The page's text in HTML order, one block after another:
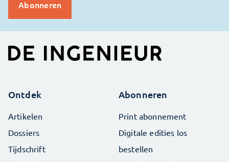
Ontdek
Artikelen
Dossiers
Tijdschrift
Abonneren
Print abonnement
Digitale edities los
bestellen